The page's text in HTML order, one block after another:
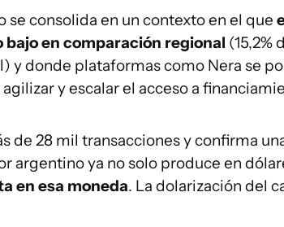
consolida en un contexto en el que
bajo en comparación regional (15,2%
y donde plataformas como Nera se
y escalar el acceso a
de 28 mil transacciones y confirma
argentino ya no solo produce en
en esa moneda. La dolarización del